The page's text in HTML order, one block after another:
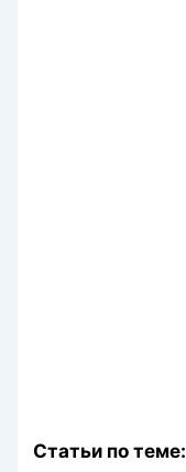
Статьи по теме: